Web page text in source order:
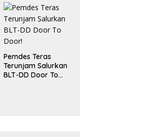
Pemdes Teras
Terunjam Salurkan
BLT-DD Door To